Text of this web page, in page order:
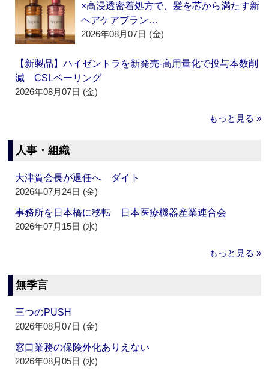
×高浸透密着処方で、髪を芯から満たす新
ヘアケアブラン…
2026年08月07日 (金)
【新製品】ハイゼントラを新発売‐高用量化で投与本数削
減 CSLベーリング
2026年08月07日 (金)
もっと見る »
人事・組織
大津賀会長が退任へ ダイト
2026年07月24日 (金)
事務所を日本橋に移転 日本医療機器産業連合会
2026年07月15日 (水)
もっと見る »
無季言
三つのPUSH
2026年08月07日 (金)
窓口業務の保険外化ありえない
2026年08月05日 (水)